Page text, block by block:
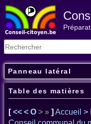
Panneau latéral
Table des matières
[<< < O > » ] Accueil >